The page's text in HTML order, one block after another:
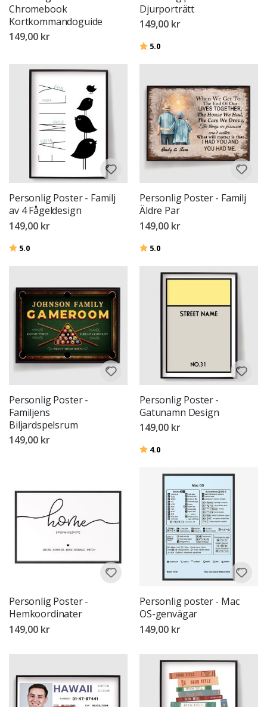
Chromebook
Kortkommandoguide
149,00 kr
Djurporträtt
149,00 kr
Betyg:
5.0
Personlig Poster - Familj
av 4 Fågeldesign
149,00 kr
Betyg:
5.0
Personlig Poster - Familj
Äldre Par
149,00 kr
Betyg:
5.0
Personlig Poster -
Familjens
Biljardspelsrum
149,00 kr
Personlig Poster -
Gatunamn Design
149,00 kr
Betyg:
4.0
Personlig Poster -
Hemkoordinater
149,00 kr
Personlig poster - Mac
OS-genvägar
149,00 kr